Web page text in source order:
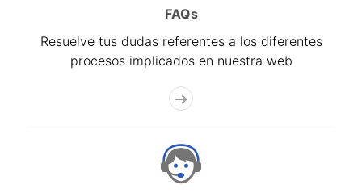
FAQs
Resuelve tus dudas referentes a los diferentes
procesos implicados en nuestra web